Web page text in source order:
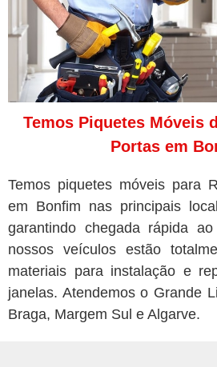
Temos Piquetes Móveis
Portas em
Temos piquetes móveis para
em Bonfim nas principais
garantindo chegada rápida
nossos veículos estão
materiais para instalação e
janelas. Atendemos o Grande
Braga, Margem Sul e Algarve.